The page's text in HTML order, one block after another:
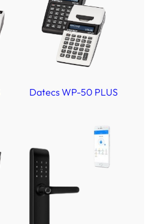
Datecs WP-50 PLUS